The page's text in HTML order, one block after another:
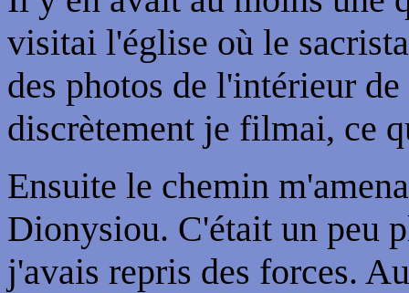
visitai l'église où le
des photos de l'intérieur
discrètement je filmai, ce
Ensuite le chemin
Dionysiou. C'était un peu
j'avais repris des forces.